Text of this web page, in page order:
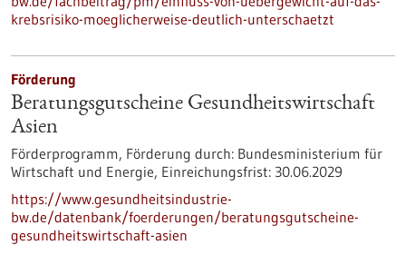
krebsrisiko-moeglicherweise-deutlich-unterschaetzt
Förderung
Beratungsgutscheine Gesundheitswirtschaft
Asien
Förderprogramm, Förderung durch: Bundesministerium für
Wirtschaft und Energie, Einreichungsfrist: 30.06.2029
https://www.gesundheitsindustrie-
bw.de/datenbank/foerderungen/beratungsgutscheine-
gesundheitswirtschaft-asien